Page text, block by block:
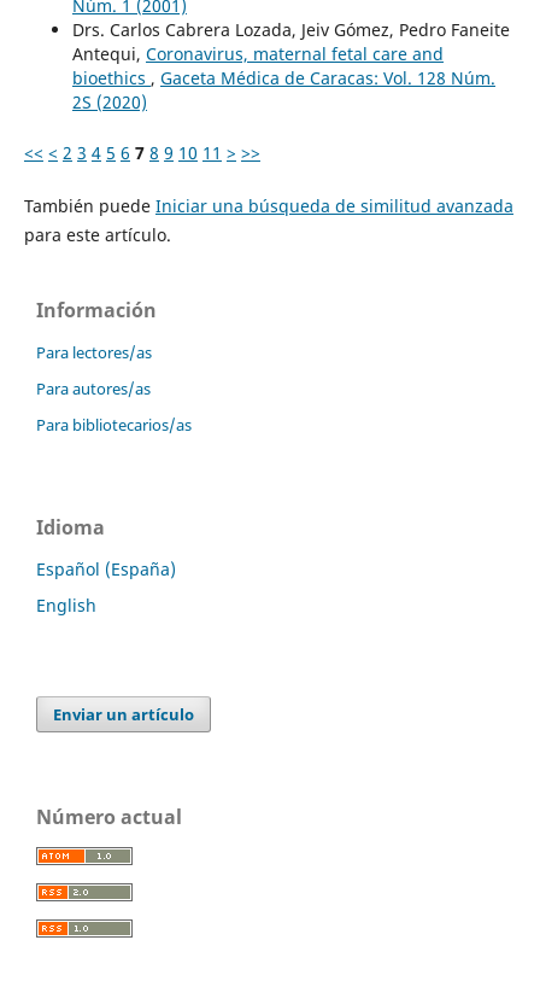
Núm. 1 (2001)
Drs. Carlos Cabrera Lozada, Jeiv Gómez, Pedro Faneite
Antequi, Coronavirus, maternal fetal care and
bioethics , Gaceta Médica de Caracas: Vol. 128 Núm.
2S (2020)
<< < 2 3 4 5 6 7 8 9 10 11 > >>
También puede Iniciar una búsqueda de similitud avanzada
para este artículo.
Información
Para lectores/as
Para autores/as
Para bibliotecarios/as
Idioma
Español (España)
English
Enviar un artículo
Número actual